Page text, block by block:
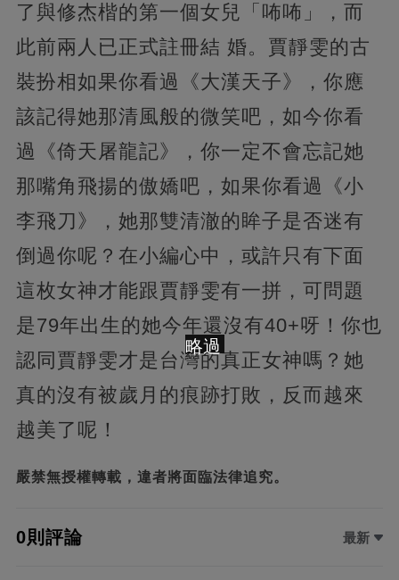
了與修杰楷的第一個女兒「咘咘」，而
此前兩人已正式註冊結 婚。賈靜雯的古
裝扮相如果你看過《大漢天子》，你應
該記得她那清風般的微笑吧，如今你看
過《倚天屠龍記》，你一定不會忘記她
那嘴角飛揚的傲嬌吧，如果你看過《小
李飛刀》，她那雙清澈的眸子是否迷有
倒過你呢？在小編心中，或許只有下面
這枚女神才能跟賈靜雯有一拼，可問題
是79年出生的她今年還沒有40+呀！你也
認同賈靜雯才是台灣的真正女神嗎？她
真的沒有被歲月的痕跡打敗，反而越來
越美了呢！
嚴禁無授權轉載，違者將面臨法律追究。
0則評論 最新
略過